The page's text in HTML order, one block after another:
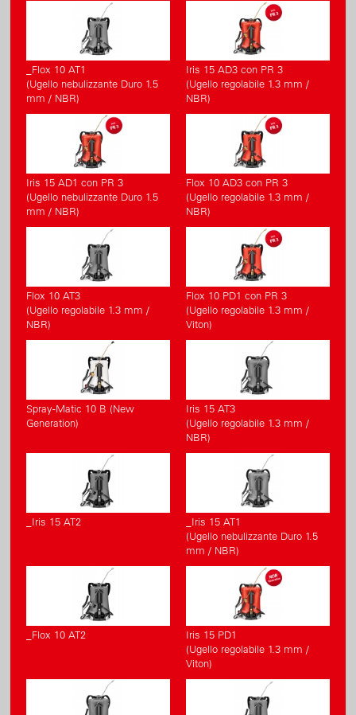
_Flox 10 AT1
(Ugello nebulizzante Duro 1.5
mm / NBR)
Iris 15 AD3 con PR 3
(Ugello regolabile 1.3 mm /
NBR)
Iris 15 AD1 con PR 3
(Ugello nebulizzante Duro 1.5
mm / NBR)
Flox 10 AD3 con PR 3
(Ugello regolabile 1.3 mm /
NBR)
Flox 10 AT3
(Ugello regolabile 1.3 mm /
NBR)
Flox 10 PD1 con PR 3
(Ugello regolabile 1.3 mm /
Viton)
Spray-Matic 10 B (New
Generation)
Iris 15 AT3
(Ugello regolabile 1.3 mm /
NBR)
_Iris 15 AT2
_Iris 15 AT1
(Ugello nebulizzante Duro 1.5
mm / NBR)
_Flox 10 AT2
Iris 15 PD1
(Ugello regolabile 1.3 mm /
Viton)